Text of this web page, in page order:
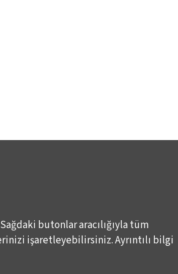
İlişkin Hukuki Kurallar Haber
butonlar aracılığıyla tüm
işaretleyebilirsiniz. Ayrıntılı bilgi